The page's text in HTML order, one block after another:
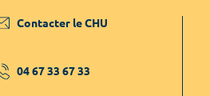
Contacter le CHU
04 67 33 67 33